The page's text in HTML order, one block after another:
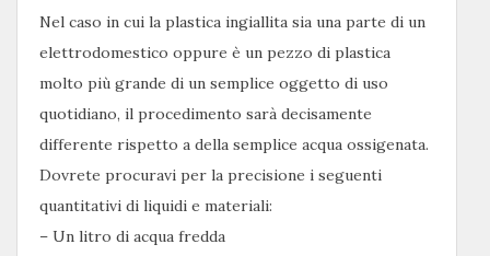
Nel caso in cui la plastica ingiallita sia una parte di un
elettrodomestico oppure è un pezzo di plastica
molto più grande di un semplice oggetto di uso
quotidiano, il procedimento sarà decisamente
differente rispetto a della semplice acqua ossigenata.
Dovrete procuravi per la precisione i seguenti
quantitativi di liquidi e materiali:
– Un litro di acqua fredda